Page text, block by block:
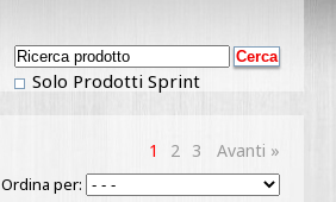
Solo Prodotti Sprint
1 2 3 Avanti »
Ordina per: